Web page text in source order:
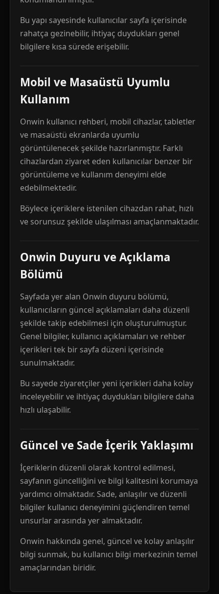
Bu yapı sayesinde kullanıcılar sayfa içerisinde
rahatça gezinebilir, ihtiyaç duydukları genel
bilgilere kısa sürede erişebilir.
Mobil ve Masaüstü Uyumlu
Kullanım
Onwin kullanıcı rehberi, mobil cihazlar, tabletler
ve masaüstü ekranlarda uyumlu
görüntülenecek şekilde hazırlanmıştır. Farklı
cihazlardan ziyaret eden kullanıcılar benzer bir
görüntüleme ve kullanım deneyimi elde
edebilmektedir.
Böylece içeriklere istenilen cihazdan rahat, hızlı
ve sorunsuz şekilde ulaşılması amaçlanmaktadır.
Onwin Duyuru ve Açıklama
Bölümü
Sayfada yer alan Onwin duyuru bölümü,
kullanıcıların güncel açıklamaları daha düzenli
şekilde takip edebilmesi için oluşturulmuştur.
Genel bilgiler, kullanıcı açıklamaları ve rehber
içerikleri tek bir sayfa düzeni içerisinde
sunulmaktadır.
Bu sayede ziyaretçiler yeni içerikleri daha kolay
inceleyebilir ve ihtiyaç duydukları bilgilere daha
hızlı ulaşabilir.
Güncel ve Sade İçerik Yaklaşımı
İçeriklerin düzenli olarak kontrol edilmesi,
sayfanın güncelliğini ve bilgi kalitesini korumaya
yardımcı olmaktadır. Sade, anlaşılır ve düzenli
bilgiler kullanıcı deneyimini güçlendiren temel
unsurlar arasında yer almaktadır.
Onwin hakkında genel, güncel ve kolay anlaşılır
bilgi sunmak, bu kullanıcı bilgi merkezinin temel
amaçlarından biridir.